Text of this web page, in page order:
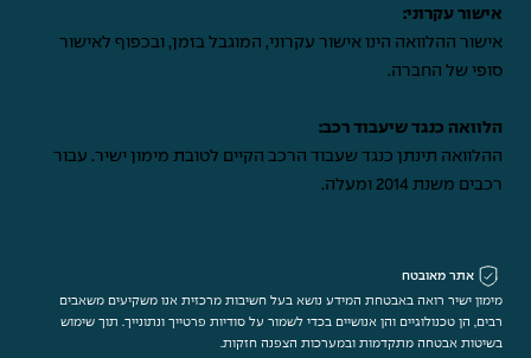
אישור עקרוני:
אישור ההלוואה הינו אישור עקרוני, המוגבל בזמן, ובכפוף לאישור
סופי של החברה.
הלוואה כנגד שיעבוד רכב:
ההלוואה תינתן כנגד שעבוד הרכב הקיים לטובת מימון ישיר. עבור
רכבים משנת 2014 ומעלה.
אתר מאובטח
מימון ישיר רואה באבטחת המידע נושא בעל חשיבות מרכזית אנו משקיעים משאבים
רבים, הן טכנולוגיים והן אנושיים בכדי לשמור על סודיות פרטייך ונתונייך. תוך שימוש
בשיטות אבטחה מתקדמות ובמערכות הצפנה חזקות.